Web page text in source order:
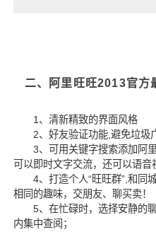
二、阿里旺旺2013官方
1、清新精致的界面风格
2、好友验证功能,避免垃圾
3、可用关键字搜索添加阿里
可以即时文字交流，还可以语
4、打造个人“旺旺群”,和同
相同的趣味，交朋友、聊买卖！
5、在忙碌时，选择安静的聊
内集中查阅；